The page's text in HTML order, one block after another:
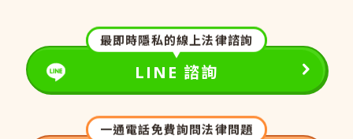
最即時隱私的線上法律諮詢
LINE 諮詢
一通電話免費詢問法律問題